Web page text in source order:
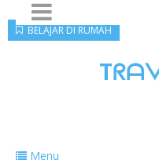
Menu
BELAJAR DI RUMAH